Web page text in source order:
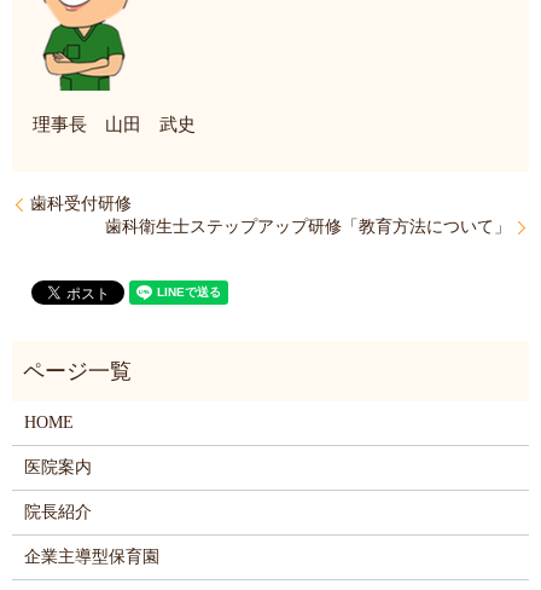
理事長 山田 武史
歯科受付研修
歯科衛生士ステップアップ研修「教育方法について」
HOME
医院案内
院長紹介
企業主導型保育園